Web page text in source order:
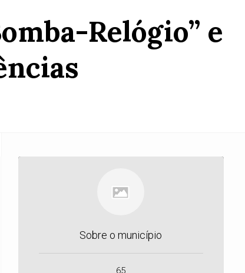
Relógio” e
Sobre o município
65